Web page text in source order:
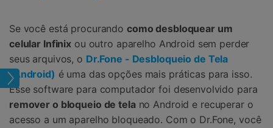
Se você está procurando como desbloquear um
celular Infinix ou outro aparelho Android sem perder
seus arquivos, o Dr.Fone - Desbloqueio de Tela
(Android) é uma das opções mais práticas para isso.
Esse software para computador foi desenvolvido para
remover o bloqueio de telano Android e recuperar o
acesso a um aparelho bloqueado. Com o Dr.Fone, você